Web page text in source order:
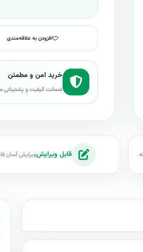
افزودن به علاقه‌مندی
خرید امن و مطمئن
ضمانت کیفیت و
قابل ویرایشویرایش آسان